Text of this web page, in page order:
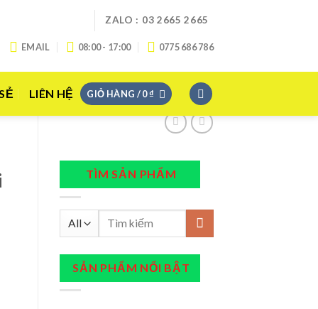
ZALO : 03 2665 2665
EMAIL 08:00 - 17:00 0775 686 786
LIÊN HỆ GIỎ HÀNG /0₫
TÌM SẢN PHẨM
Tìm
SẢN PHẨM NỔI BẬT